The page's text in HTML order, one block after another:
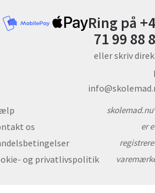
Ring på
71 99 88
eller skriv
os
og privatlivspolitik
er